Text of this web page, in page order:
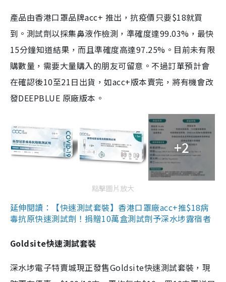
產品由香港口罩品牌acc+ 推出，抗疫價只要$18就買
到。測試劑以採集鼻液作檢測，準確度達99.03%，最快
15分鐘知道結果，而且準確度高達97.25%。目前未有限
購數量，需要大量購入的朋友可留意。不過訂單預計會
在確認後10至21日出貨，如acc+版本賣完，將有機會改
發DEEPBLUE 原廠版本。
+2
點擊圖片放大
延伸閱讀：【快速測試套裝】香港口罩廠acc+推$18病
毒抗原快速測試劑！捐贈10萬盒測試劑予深水埗露宿者
Goldsite快速測試套裝
深水埗電子特賣城現正發售Goldsite快速測試套裝，現